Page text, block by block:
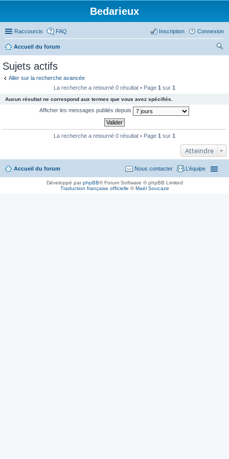
Bedarieux
Raccourcis FAQ Connexion
Inscription
Accueil du forum
Sujets actifs
Aller sur la recherche avancée
La recherche a retourné 0 résultat • Page 1 sur 1
Aucun résultat ne correspond aux termes que vous avez spécifiés.
Afficher les messages publiés depuis
La recherche a retourné 0 résultat • Page 1 sur 1
Atteindre
Accueil du forum L’équipe
Nous contacter
Développé parphpBB® Forum Software © phpBB Limited
Traduction française officielle ©Maël Soucaze